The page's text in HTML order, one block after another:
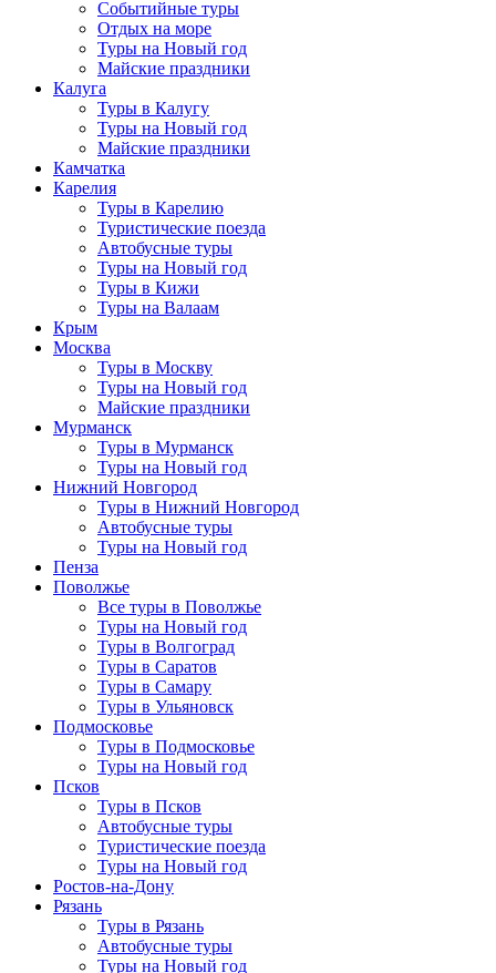
Событийные туры
Отдых на море
Туры на Новый год
Майские праздники
Калуга
Туры в Калугу
Туры на Новый год
Майские праздники
Камчатка
Карелия
Туры в Карелию
Туристические поезда
Автобусные туры
Туры на Новый год
Туры в Кижи
Туры на Валаам
Крым
Москва
Туры в Москву
Туры на Новый год
Майские праздники
Мурманск
Туры в Мурманск
Туры на Новый год
Нижний Новгород
Туры в Нижний Новгород
Автобусные туры
Туры на Новый год
Пенза
Поволжье
Все туры в Поволжье
Туры на Новый год
Туры в Волгоград
Туры в Саратов
Туры в Самару
Туры в Ульяновск
Подмосковье
Туры в Подмосковье
Туры на Новый год
Псков
Туры в Псков
Автобусные туры
Туристические поезда
Туры на Новый год
Ростов-на-Дону
Рязань
Туры в Рязань
Автобусные туры
Туры на Новый год